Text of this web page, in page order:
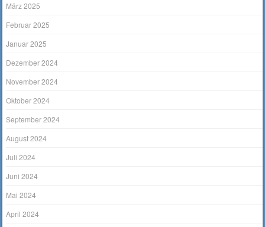
März 2025
Februar 2025
Januar 2025
Dezember 2024
November 2024
Oktober 2024
September 2024
August 2024
Juli 2024
Juni 2024
Mai 2024
April 2024